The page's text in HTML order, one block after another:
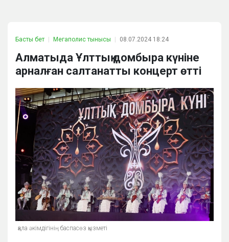
Басты бет Мегаполис тынысы 08.07.2024 18:24
Алматыда Ұлттық домбыра күніне
арналған салтанатты концерт өтті
қала әкімдігінің баспасөз қызметі